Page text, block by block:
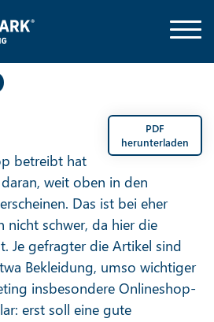
PDF
herunterladen
betreibt hat
weit oben in den
Das ist bei eher
nicht schwer, da hier die
Je gefragter die Artikel sind
Bekleidung, umso wichtiger
insbesondere Onlineshop-
erst soll eine gute